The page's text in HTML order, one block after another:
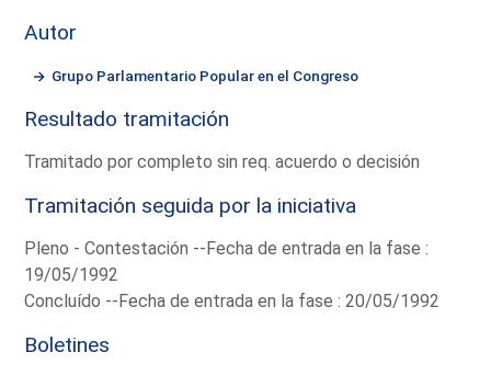
Autor
Grupo Parlamentario Popular en el Congreso
Resultado tramitación
Tramitado por completo sin req. acuerdo o decisión
Tramitación seguida por la iniciativa
Pleno - Contestación --Fecha de entrada en la fase :
19/05/1992
Concluído --Fecha de entrada en la fase : 20/05/1992
Boletines